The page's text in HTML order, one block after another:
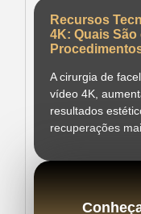
Recursos
4K: Quais
A cirurgia de
vídeo 4K,
resultados
recuperações